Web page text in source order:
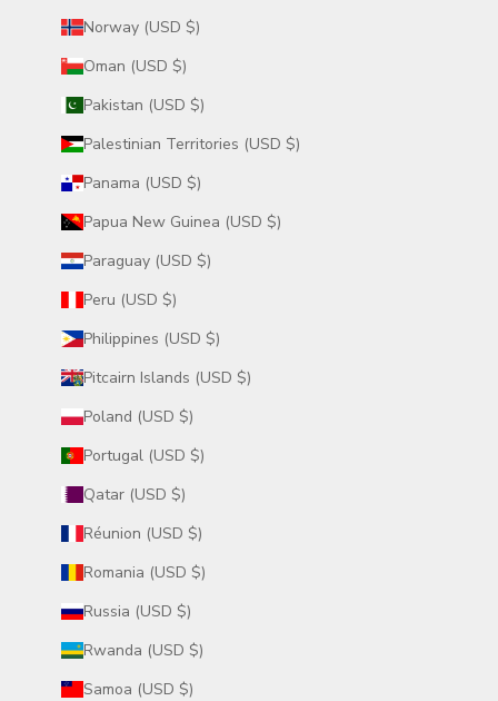
Norway (USD $)
Oman (USD $)
Pakistan (USD $)
Palestinian Territories (USD $)
Panama (USD $)
Papua New Guinea (USD $)
Paraguay (USD $)
Peru (USD $)
Philippines (USD $)
Pitcairn Islands (USD $)
Poland (USD $)
Portugal (USD $)
Qatar (USD $)
Réunion (USD $)
Romania (USD $)
Russia (USD $)
Rwanda (USD $)
Samoa (USD $)